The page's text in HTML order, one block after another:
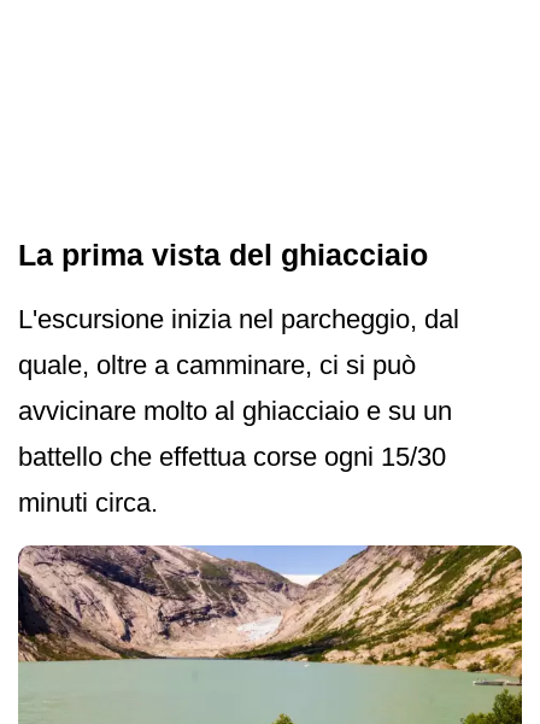
La prima vista del ghiacciaio
L'escursione inizia nel parcheggio, dal
quale, oltre a camminare, ci si può
avvicinare molto al ghiacciaio e su un
battello che effettua corse ogni 15/30
minuti circa.